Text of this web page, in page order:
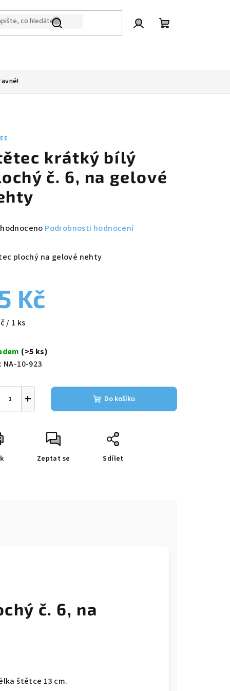
krátký bílý
č. 6, na gelové
Podrobnosti hodnocení
plochý na gelové nehty
Kč
/ 1 ks
(>5 ks)
NA-10-923
+ Do košíku
Zeptat se Sdílet
č. 6, na
štětce 13 cm.